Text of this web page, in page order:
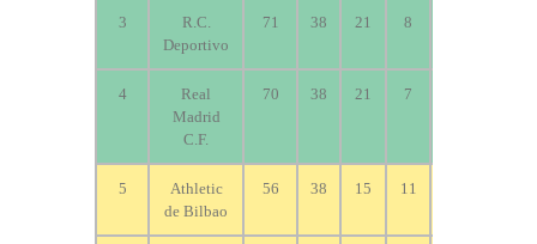
3
R.C.
Deportivo
71 38 21 8
4
Real
Madrid
C.F.
70 38 21 7
5
Athletic
de Bilbao
56 38 15 11